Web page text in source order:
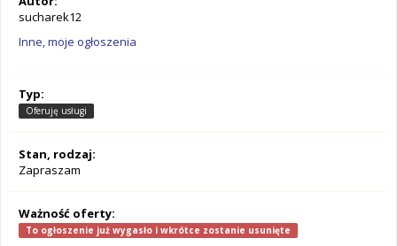
sucharek12
Inne, moje ogłoszenia
Typ:
Oferuję usługi
Stan, rodzaj:
Zapraszam
Ważność oferty:
To ogłoszenie już wygasło i wkrótce zostanie usunięte